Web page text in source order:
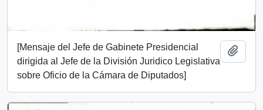
[Mensaje del Jefe de Gabinete Presidencial
dirigida al Jefe de la División Juridico Legislativa
sobre Oficio de la Cámara de Diputados]